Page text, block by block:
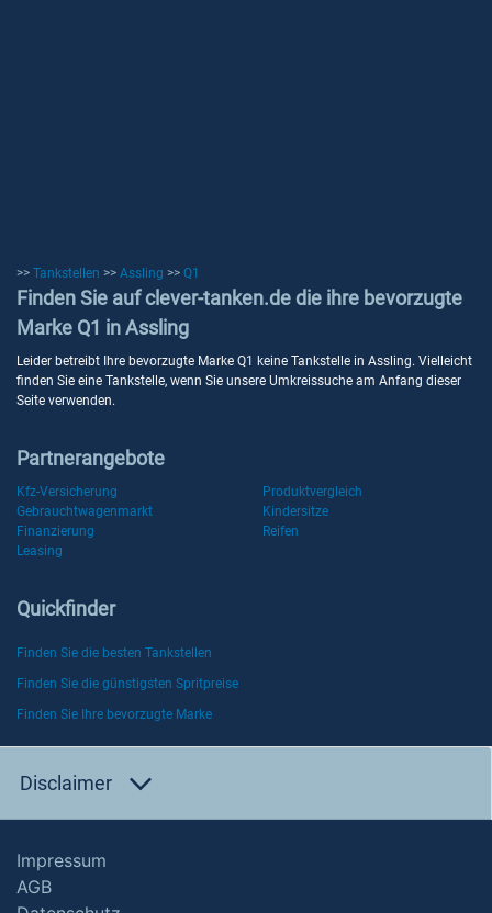
>> Tankstellen >> Assling >> Q1
Finden Sie auf clever-tanken.de die ihre bevorzugte
Marke Q1 in Assling
Leider betreibt Ihre bevorzugte Marke Q1 keine Tankstelle in Assling. Vielleicht
finden Sie eine Tankstelle, wenn Sie unsere Umkreissuche am Anfang dieser
Seite verwenden.
Partnerangebote
Kfz-Versicherung
Produktvergleich
Gebrauchtwagenmarkt
Kindersitze
Finanzierung
Reifen
Leasing
Quickfinder
Finden Sie die besten Tankstellen
Finden Sie die günstigsten Spritpreise
Finden Sie Ihre bevorzugte Marke
Disclaimer
Impressum
AGB